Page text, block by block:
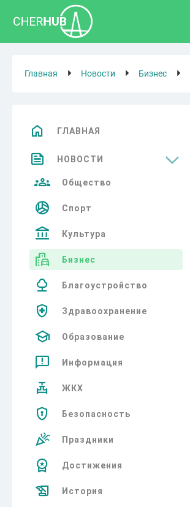
Главная Новости Бизнес
ГЛАВНАЯ
НОВОСТИ
Общество
Спорт
Культура
Бизнес
Благоустройство
Здравоохранение
Образование
Информация
ЖКХ
Безопасность
Праздники
Достижения
История